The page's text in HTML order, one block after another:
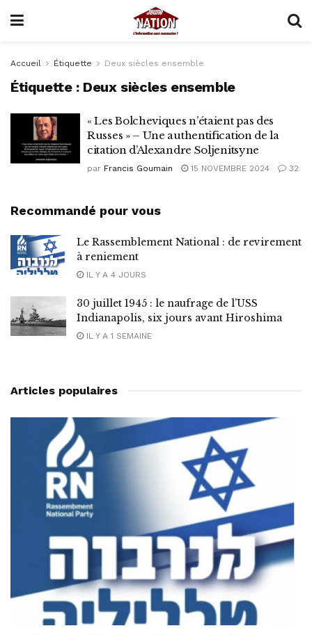
Accueil Étiquette Deux siècles ensemble
Étiquette : Deux siècles ensemble
« Les Bolcheviques n’étaient pas des
Russes » – Une authentification de la
citation d’Alexandre Soljenitsyne
par Francis Goumain 15 NOVEMBRE 2024 32
Recommandé pour vous
Le Rassemblement National : de revirement
à reniement
IL Y A 4 JOURS
30 juillet 1945 : le naufrage de l’USS
Indianapolis, six jours avant Hiroshima
IL Y A 1 SEMAINE
Articles populaires